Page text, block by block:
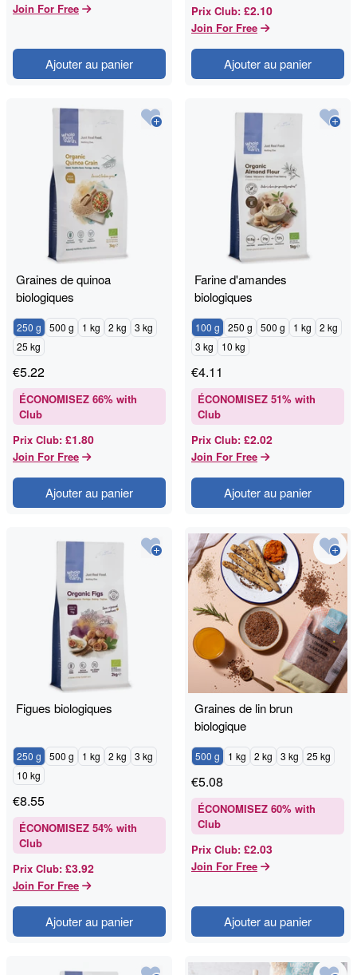
Join For Free
Ajouter au panier
Prix Club: £2.10
Join For Free
Ajouter au panier
Graines de quinoa
biologiques
250 g 500 g 1 kg 2 kg
3 kg
25 kg
€5.22
ÉCONOMISEZ 66% with
Club
Prix Club: £1.80
Join For Free
Ajouter au panier
Farine d'amandes
biologiques
100 g 250 g 500 g 1 kg
2 kg
3 kg
10 kg
€4.11
ÉCONOMISEZ 51% with
Club
Prix Club: £2.02
Join For Free
Ajouter au panier
Figues biologiques
250 g 500 g 1 kg 2 kg
3 kg
10 kg
€8.55
ÉCONOMISEZ 54% with
Club
Prix Club: £3.92
Join For Free
Ajouter au panier
Graines de lin brun
biologique
500 g 1 kg 2 kg 3 kg 25 kg
€5.08
ÉCONOMISEZ 60% with
Club
Prix Club: £2.03
Join For Free
Ajouter au panier